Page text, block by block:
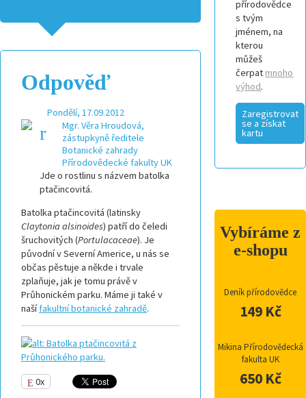
Odpověď
Pondělí, 17.09.2012
Mgr. Věra Hroudová,
zástupkyně ředitele
Botanické zahrady
Přírodovědecké fakulty UK
Jde o rostlinu s názvem batolka
ptačincovitá.
Batolka ptačincovitá (latinsky
Claytonia alsinoides) patří do čeledi
šruchovitých (Portulacaceae). Je
původní v Severní Americe, u nás se
občas pěstuje a někde i trvale
zplaňuje, jak je tomu právě v
Průhonickém parku. Máme ji také v
našífakultní botanické zahradě.
0x
přírodovědce
s tvým
jménem, na
kterou
můžeš
čerpat mnoho
výhod.
Zaregistrovat
se a získat
kartu
Vybíráme z
e-shopu
Deník přírodovědce
149 Kč
Mikina Přírodovědecká
fakulta UK
650 Kč